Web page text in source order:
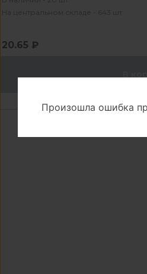
На центральном складе - 643 шт
20.65 ₽
Произошла ошибка